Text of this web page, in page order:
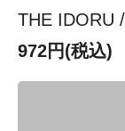
THE IDORU
972円(税込)